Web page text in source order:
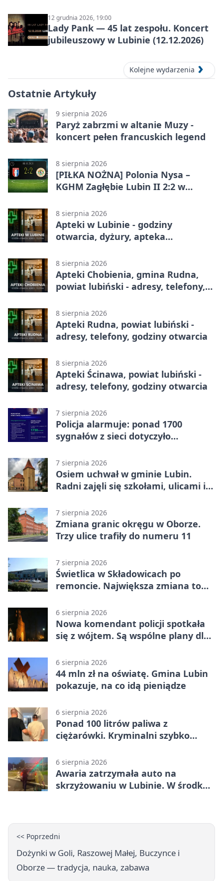
12 grudnia 2026, 19:00
Lady Pank — 45 lat zespołu. Koncert
jubileuszowy w Lubinie (12.12.2026)
Kolejne wydarzenia
Ostatnie Artykuły
9 sierpnia 2026
Paryż zabrzmi w altanie Muzy -
koncert pełen francuskich legend
8 sierpnia 2026
[PIŁKA NOŻNA] Polonia Nysa –
KGHM Zagłębie Lubin II 2:2 w
8 sierpnia 2026
Apteki w Lubinie - godziny
otwarcia, dyżury, apteka
8 sierpnia 2026
Apteki Chobienia, gmina Rudna,
powiat lubiński - adresy, telefony,
8 sierpnia 2026
Apteki Rudna, powiat lubiński -
adresy, telefony, godziny otwarcia
8 sierpnia 2026
Apteki Ścinawa, powiat lubiński -
adresy, telefony, godziny otwarcia
7 sierpnia 2026
Policja alarmuje: ponad 1700
sygnałów z sieci dotyczyło
7 sierpnia 2026
Osiem uchwał w gminie Lubin.
Radni zajęli się szkołami, ulicami i
7 sierpnia 2026
Zmiana granic okręgu w Oborze.
Trzy ulice trafiły do numeru 11
7 sierpnia 2026
Świetlica w Składowicach po
remoncie. Największa zmiana to
6 sierpnia 2026
Nowa komendant policji spotkała
się z wójtem. Są wspólne plany dla
6 sierpnia 2026
44 mln zł na oświatę. Gmina Lubin
pokazuje, na co idą pieniądze
6 sierpnia 2026
Ponad 100 litrów paliwa z
ciężarówki. Kryminalni szybko
6 sierpnia 2026
Awaria zatrzymała auto na
skrzyżowaniu w Lubinie. W środku
<< Poprzedni
Dożynki w Goli, Raszowej Małej, Buczynce i
Oborze — tradycja, nauka, zabawa